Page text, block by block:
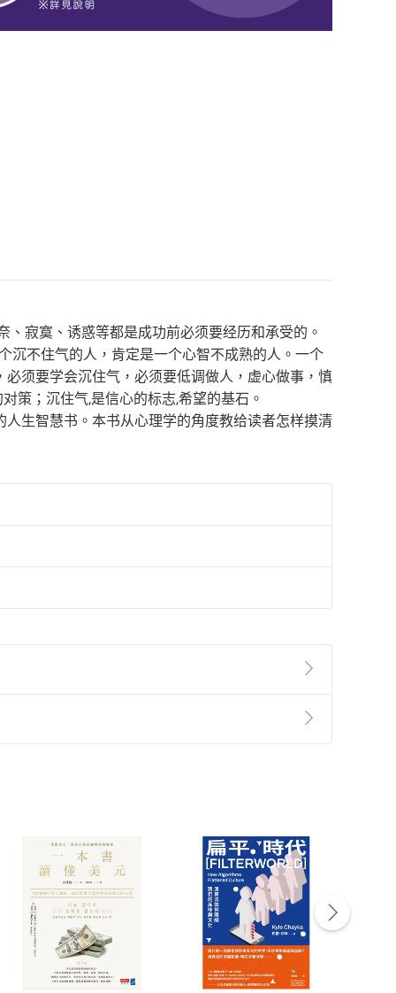
寂寞、诱惑等都是成功前必须要经历和承受的。
沉不住气的人，肯定是一个心智不成熟的人。一个
须要学会沉住气，必须要低调做人，虚心做事，慎
策；沉住气,是信心的标志,希望的基石。
生智慧书。本书从心理学的角度教给读者怎样摸清
第2條第5款之規定，「非以有形媒介提供之數位
點選「瀏覽訂單明細」 「申請取消訂單/退
貨。
付款方式
Payment
完成訂單
Complete
號，下載書籍後看書